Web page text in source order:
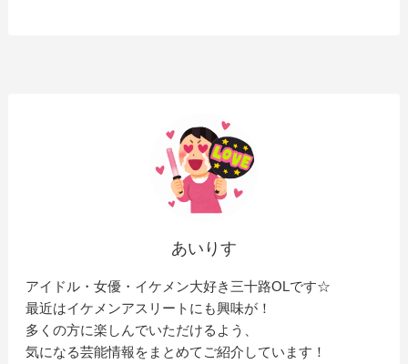
あいりす
アイドル・女優・イケメン大好き三十路OLです☆
最近はイケメンアスリートにも興味が！
多くの方に楽しんでいただけるよう、
気になる芸能情報をまとめてご紹介しています！